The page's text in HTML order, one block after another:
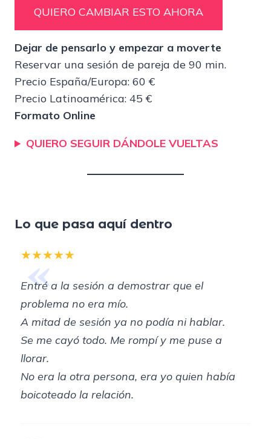
QUIERO CAMBIAR ESTO AHORA
Dejar de pensarlo y empezar a moverte
Reservar una sesión de pareja de 90 min.
Precio España/Europa: 60 €
Precio Latinoamérica: 45 €
Formato Online
QUIERO SEGUIR DÁNDOLE VUELTAS
Lo que pasa aquí dentro
«
★★★★★
Entré a la sesión a demostrar que el
problema no era mío.
A mitad de sesión ya no podía ni hablar.
Se me cayó todo. Me rompí y me puse a
llorar.
No era la otra persona, era yo quien había
boicoteado la relación.